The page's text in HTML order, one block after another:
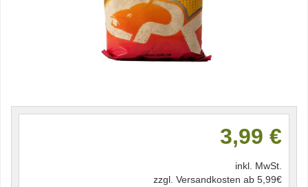
3,99 €
inkl. MwSt.
zzgl. Versandkosten ab 5,99€